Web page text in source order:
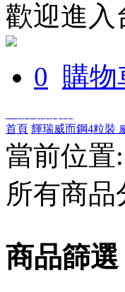
歡迎進入
0 購物
首頁 輝瑞威而鋼4粒裝
當前位置:
所有商品
商品篩選